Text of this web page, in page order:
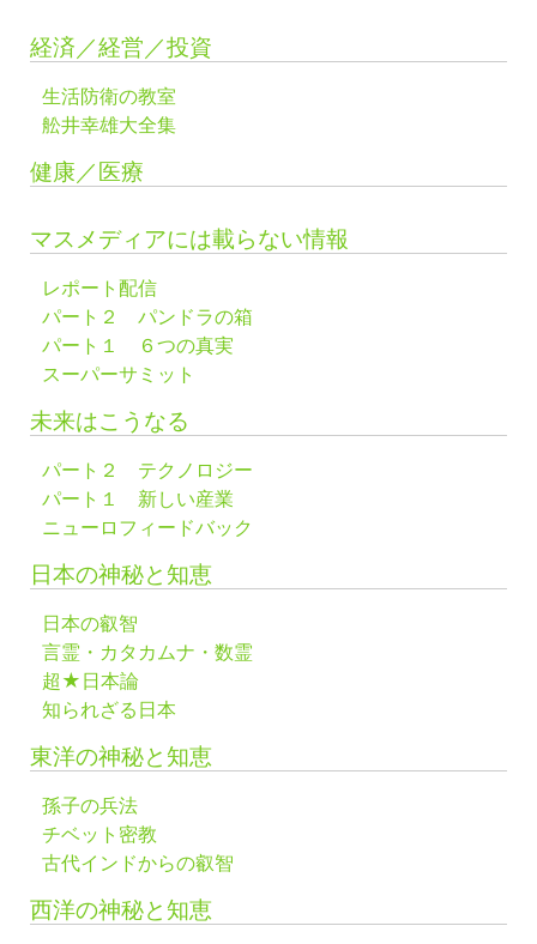
経済／経営／投資
生活防衛の教室
舩井幸雄大全集
健康／医療
マスメディアには載らない情報
レポート配信
パート２ パンドラの箱
パート１ ６つの真実
スーパーサミット
未来はこうなる
パート２ テクノロジー
パート１ 新しい産業
ニューロフィードバック
日本の神秘と知恵
日本の叡智
言霊・カタカムナ・数霊
超★日本論
知られざる日本
東洋の神秘と知恵
孫子の兵法
チベット密教
古代インドからの叡智
西洋の神秘と知恵